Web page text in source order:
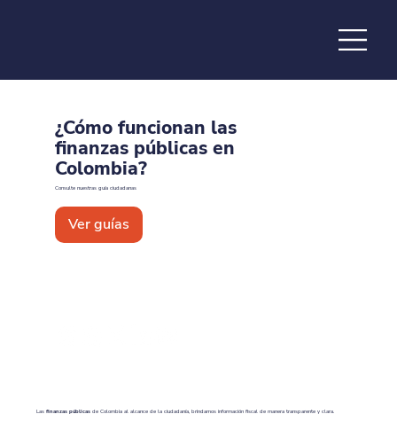
¿Cómo funcionan las
finanzas públicas en
Colombia?
Consulte nuestras guía ciudadanas
Ver guías
Las finanzas públicasde Colombia al alcance de la ciudadanía, brindamos información fiscal de manera transparente y clara.